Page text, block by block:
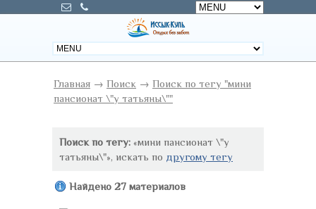
Главная → Поиск → Поиск по тегу "мини
пансионат \"у татьяны\""
Поиск по тегу: «мини пансионат \"у
татьяны\"», искать по другому тегу
Найдено 27 материалов